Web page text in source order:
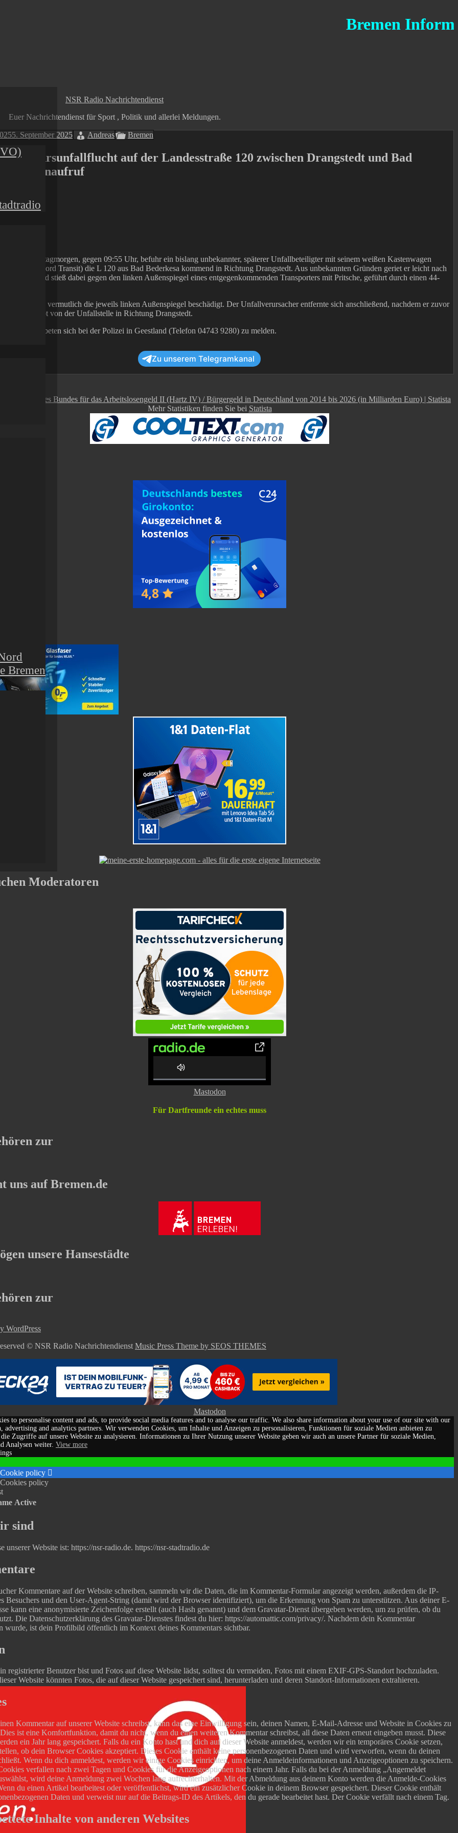
Bremen
Bremen
NSR Radio Nachrichtendienst
Euer Nachrichtendienst für Sport , Politik und allerlei Meldungen.
5. September 2025 Andreas Bremen
Verkehrsunfallflucht auf der Landesstraße 120 zwischen Drangstedt und Bad
– Zeugenaufruf
Dienstagmorgen, gegen 09:55 Uhr, befuhr ein bislang unbekannter, späterer Unfallbeteiligter mit seinem weißen Kastenwagen
vermutlich Ford Transit) die L 120 aus Bad Bederkesa kommend in Richtung Drangstedt. Aus unbekannten Gründen geriet er leicht nach
und stieß dabei gegen den linken Außenspiegel eines entgegenkommenden Transporters mit Pritsche, geführt durch einen 44-
wurden vermutlich die jeweils linken Außenspiegel beschädigt. Der Unfallverursacher entfernte sich anschließend, nachdem er zuvor
hatte, unerlaubt von der Unfallstelle in Richtung Drangstedt.
werden gebeten sich bei der Polizei in Geestland (Telefon 04743 9280) zu melden.
Zu unserem Telegramkanal
Mehr Statistiken finden Sie bei Statista
von
Moderatoren
0% Complete
Mastodon
Für Dartfreunde ein echtes muss
zur
uns auf Bremen.de
unsere Hansestädte
zur
WordPress
© NSR Radio Nachrichtendienst Music Press Theme by SEOS THEMES
Mastodon
to personalise content and ads, to provide social media features and to analyse our traffic. We also share information about your use of our site with our
advertising and analytics partners. Wir verwenden Cookies, um Inhalte und Anzeigen zu personalisieren, Funktionen für soziale Medien anbieten zu
Zugriffe auf unsere Website zu analysieren. Informationen zu Ihrer Nutzung unserer Website geben wir auch an unsere Partner für soziale Medien,
Analysen weiter. View more
policy
policy
Active
sind
unserer Website ist: https://nsr-radio.de. https://nsr-stadtradio.de
Kommentare auf der Website schreiben, sammeln wir die Daten, die im Kommentar-Formular angezeigt werden, außerdem die IP-
Besuchers und den User-Agent-String (damit wird der Browser identifiziert), um die Erkennung von Spam zu unterstützen. Aus deiner E-
kann eine anonymisierte Zeichenfolge erstellt (auch Hash genannt) und dem Gravatar-Dienst übergeben werden, um zu prüfen, ob du
Die Datenschutzerklärung des Gravatar-Dienstes findest du hier: https://automattic.com/privacy/. Nachdem dein Kommentar
wurde, ist dein Profilbild öffentlich im Kontext deines Kommentars sichtbar.
registrierter Benutzer bist und Fotos auf diese Website lädst, solltest du vermeiden, Fotos mit einem EXIF-GPS-Standort hochzuladen.
Website könnten Fotos, die auf dieser Website gespeichert sind, herunterladen und deren Standort-Informationen extrahieren.
Kommentar auf unserer Website schreibst, kann das eine Einwilligung sein, deinen Namen, E-Mail-Adresse und Website in Cookies zu
ist eine Komfortfunktion, damit du nicht, wenn du einen weiteren Kommentar schreibst, all diese Daten erneut eingeben musst. Diese
ein Jahr lang gespeichert. Falls du ein Konto hast und dich auf dieser Website anmeldest, werden wir ein temporäres Cookie setzen,
ob dein Browser Cookies akzeptiert. Dieses Cookie enthält keine personenbezogenen Daten und wird verworfen, wenn du deinen
Wenn du dich anmeldest, werden wir einige Cookies einrichten, um deine Anmeldeinformationen und Anzeigeoptionen zu speichern.
verfallen nach zwei Tagen und Cookies für die Anzeigeoptionen nach einem Jahr. Falls du bei der Anmeldung „Angemeldet
wird deine Anmeldung zwei Wochen lang aufrechterhalten. Mit der Abmeldung aus deinem Konto werden die Anmelde-Cookies
du einen Artikel bearbeitest oder veröffentlichst, wird ein zusätzlicher Cookie in deinem Browser gespeichert. Dieser Cookie enthält
Daten und verweist nur auf die Beitrags-ID des Artikels, den du gerade bearbeitet hast. Der Cookie verfällt nach einem Tag.
Inhalte von anderen Websites